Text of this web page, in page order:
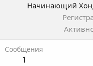
Начинающий
Сообщения
1